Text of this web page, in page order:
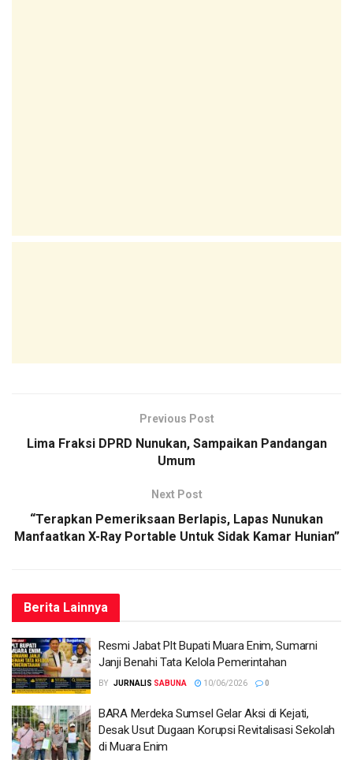
Previous Post
Lima Fraksi DPRD Nunukan, Sampaikan Pandangan
Umum
Next Post
“Terapkan Pemeriksaan Berlapis, Lapas Nunukan
Manfaatkan X-Ray Portable Untuk Sidak Kamar Hunian”
Berita Lainnya
Resmi Jabat Plt Bupati Muara Enim, Sumarni
Janji Benahi Tata Kelola Pemerintahan
BY SABUNA 10/06/2026 0
BARA Merdeka Sumsel Gelar Aksi di Kejati,
Desak Usut Dugaan Korupsi Revitalisasi Sekolah
di Muara Enim